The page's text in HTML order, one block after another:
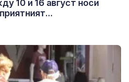
10 и 16 август носи